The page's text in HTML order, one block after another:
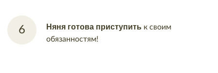
Няня готова приступить к своим
обязанностям!